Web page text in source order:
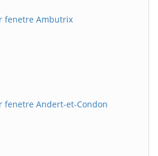
fenetre Ambutrix
fenetre Andert-et-Condon